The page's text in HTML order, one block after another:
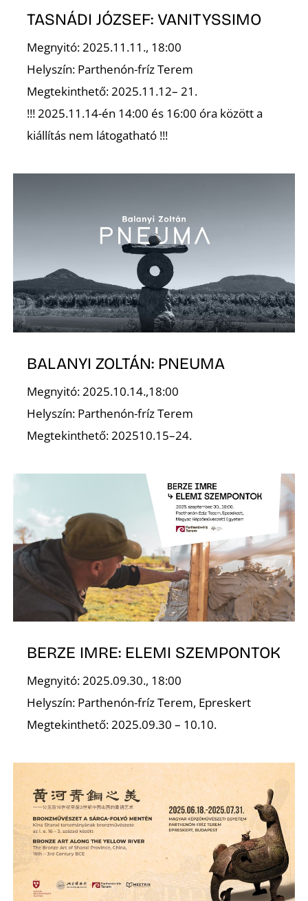
TASNÁDI JÓZSEF: VANITYSSIMO
Megnyitó: 2025.11.11., 18:00
Helyszín: Parthenón-fríz Terem
Megtekinthető: 2025.11.12– 21.
!!! 2025.11.14-én 14:00 és 16:00 óra között a
kiállítás nem látogatható !!!
BALANYI ZOLTÁN: PNEUMA
Megnyitó: 2025.10.14.,18:00
Helyszín: Parthenón-fríz Terem
Megtekinthető: 202510.15–24.
BERZE IMRE: ELEMI SZEMPONTOK
Megnyitó: 2025.09.30., 18:00
Helyszín: Parthenón-fríz Terem, Epreskert
Megtekinthető: 2025.09.30 – 10.10.